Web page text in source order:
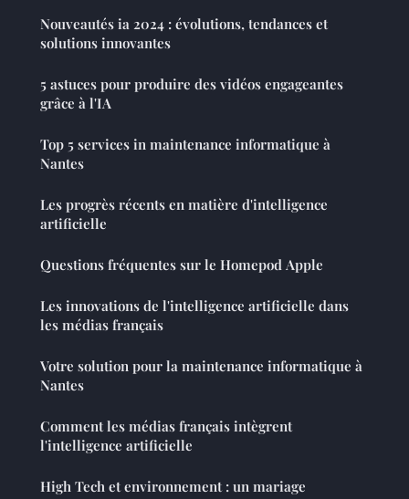
Nouveautés ia 2024 : évolutions, tendances et
solutions innovantes
5 astuces pour produire des vidéos engageantes
grâce à l'IA
Top 5 services in maintenance informatique à
Nantes
Les progrès récents en matière d'intelligence
artificielle
Questions fréquentes sur le Homepod Apple
Les innovations de l'intelligence artificielle dans
les médias français
Votre solution pour la maintenance informatique à
Nantes
Comment les médias français intègrent
l'intelligence artificielle
High Tech et environnement : un mariage